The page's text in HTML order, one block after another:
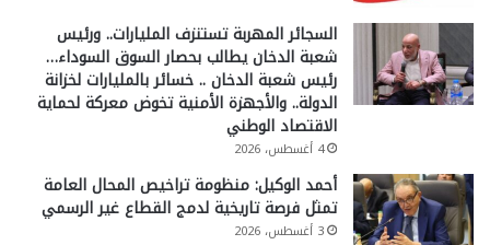
السجائر المهربة تستنزف المليارات.. ورئيس
شعبة الدخان يطالب بحصار السوق السوداء…
رئيس شعبة الدخان .. خسائر بالمليارات لخزانة
الدولة.. والأجهزة الأمنية تخوض معركة لحماية
الاقتصاد الوطني
4 أغسطس، 2026
أحمد الوكيل: منظومة تراخيص المحال العامة
تمثل فرصة تاريخية لدمج القطاع غير الرسمي
3 أغسطس، 2026